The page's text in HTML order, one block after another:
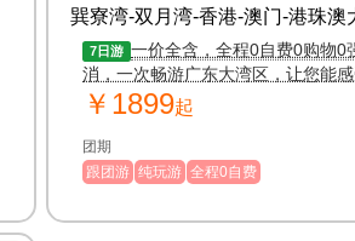
巽寮湾-双月湾-香港-澳门-港珠澳
7日游
7日游 一价全含，全程0自费0购物0
消，一次畅游广东大湾区，让您能
别样的广东之旅
￥1899起
团期
跟团游 纯玩游 全程0自费